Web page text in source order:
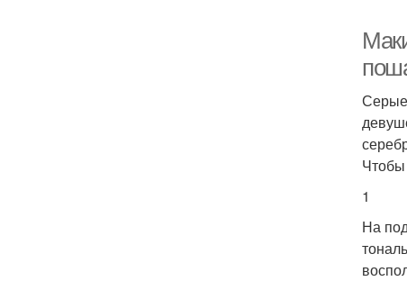
Серые
Чтобы
1
На